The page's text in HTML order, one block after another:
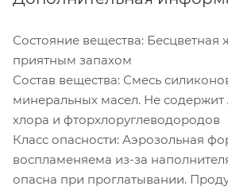
Состояние вещества: Бесцветная
приятным запахом
Состав вещества: Смесь
минеральных масел. Не содержит
хлора и фторхлоруглеводородов
Класс опасности: Аэрозольная
воспламеняема из-за
опасна при проглатывании.